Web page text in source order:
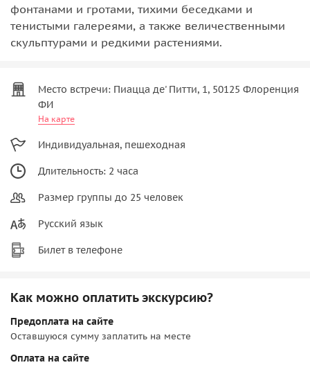
фонтанами и гротами, тихими беседками и
тенистыми галереями, а также величественными
скульптурами и редкими растениями.
Место встречи: Пиацца де' Питти, 1, 50125 Флоренция
ФИ
На карте
Индивидуальная, пешеходная
Длительность: 2 часа
Размер группы до 25 человек
Русский язык
Билет в телефоне
Как можно оплатить экскурсию?
Предоплата на сайте
Оставшуюся сумму заплатить на месте
Оплата на сайте